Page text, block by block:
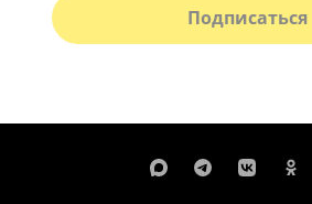
Подписаться